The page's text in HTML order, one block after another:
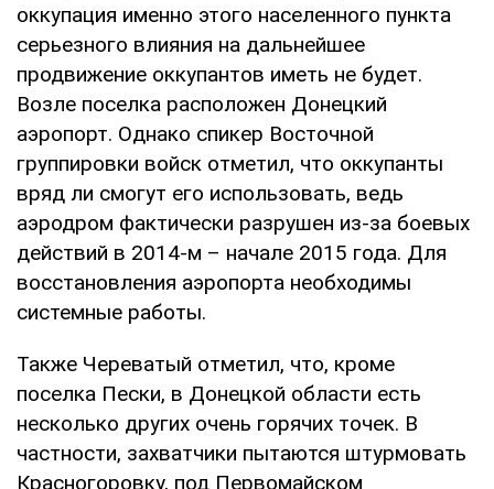
оккупация именно этого населенного пункта
серьезного влияния на дальнейшее
продвижение оккупантов иметь не будет.
Возле поселка расположен Донецкий
аэропорт. Однако спикер Восточной
группировки войск отметил, что оккупанты
вряд ли смогут его использовать, ведь
аэродром фактически разрушен из-за боевых
действий в 2014-м – начале 2015 года. Для
восстановления аэропорта необходимы
системные работы.
Также Череватый отметил, что, кроме
поселка Пески, в Донецкой области есть
несколько других очень горячих точек. В
частности, захватчики пытаются штурмовать
Красногоровку, под Первомайском